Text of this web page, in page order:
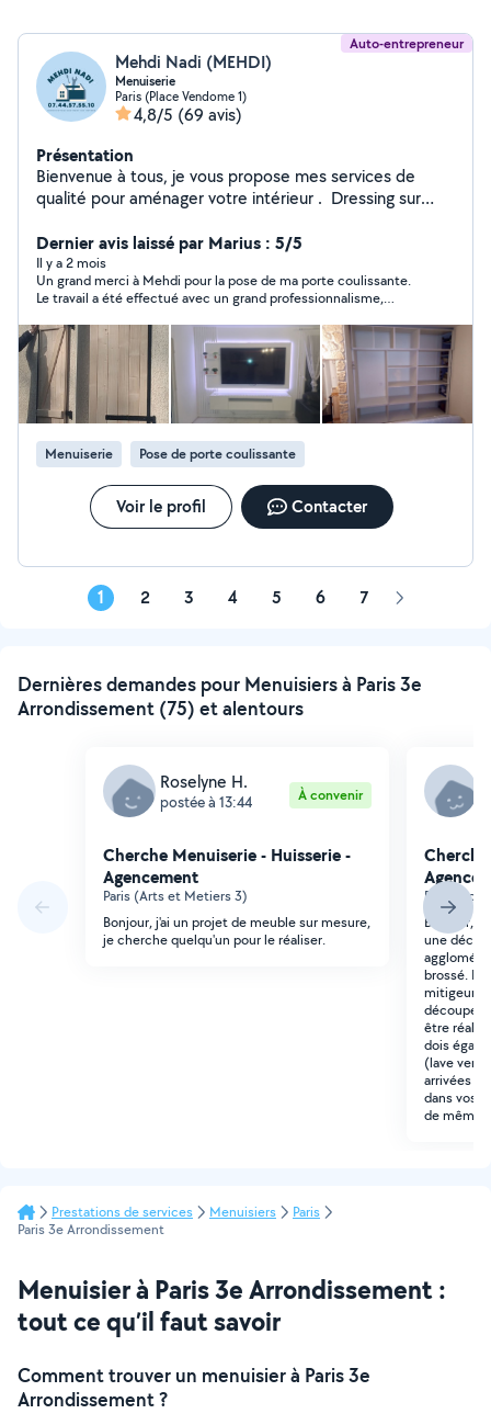
Auto-entrepreneur
Mehdi Nadi (MEHDI)
Menuiserie
Paris (Place Vendome 1)
4,8/5 (69 avis)
Présentation
Bienvenue à tous, je vous propose mes services de
qualité pour aménager votre intérieur . Dressing sur
kit, rénovation de sol, peinture, etc Mehdi NADI A
bientôt.
Dernier avis laissé par Marius : 5/5
Il y a 2 mois
Un grand merci à Mehdi pour la pose de ma porte coulissante.
Le travail a été effectué avec un grand professionnalisme,
delà de ce qui était prévu. Je recommande et ferai de nouveau
appel à ses services sans hésiter !
Menuiserie Pose de porte coulissante
Voir le profil Contacter
1 2 3 4 5 6 7 Page
Dernières demandes pour Menuisiers à Paris 3e
Arrondissement (75) et alentours
Roselyne H.
postée à 13:44 À convenir
Cherche Menuiserie - Huisserie -
Agencement
Paris (Arts et Metiers 3)
Bonjour, j'ai un projet de meuble sur mesure,
je cherche quelqu'un pour le réaliser.
Paris
Bonjour,
une
brossé. Il
mitigeur,
découpe
être
dois
(lave
arrivées et
dans vos
de même
Prestations de services Menuisiers
Paris
Paris 3e Arrondissement
Menuisier à Paris 3e Arrondissement :
tout ce qu’il faut savoir
Comment trouver un menuisier à Paris 3e
Arrondissement ?